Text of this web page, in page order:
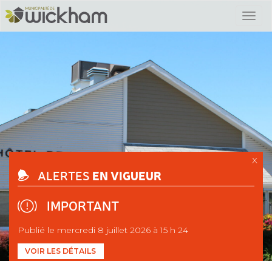
X
ALERTES EN VIGUEUR
IMPORTANT
Publié le mercredi 8 juillet 2026 à 15 h 24
VOIR LES DÉTAILS